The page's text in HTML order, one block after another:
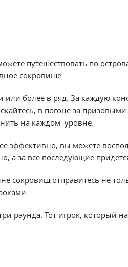
путешествовать по
сокровище.
или более в ряд. За каждую
в погоне за
на каждом уровне.
эффективно, вы можете
а за все последующие
сокровищ отправитесь не
раунда. Тот игрок, который